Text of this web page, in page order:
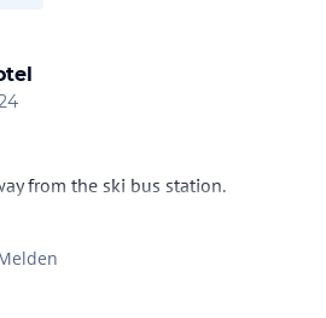
from the ski bus station.
are circulating in intervals of